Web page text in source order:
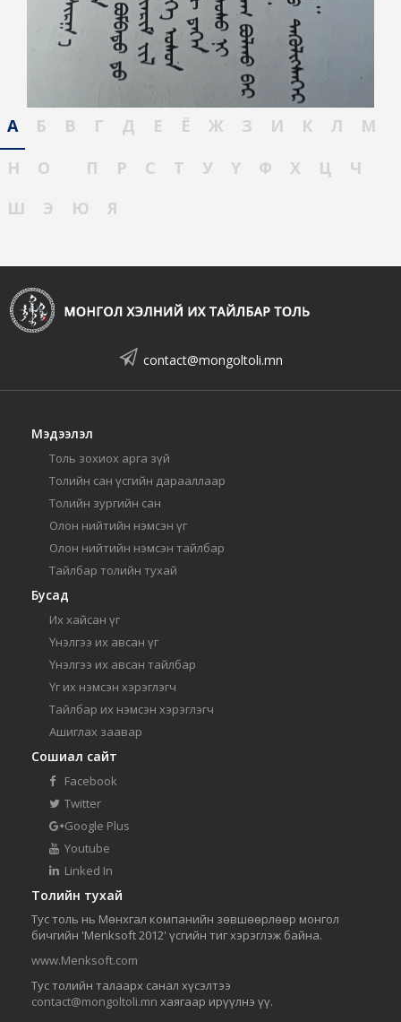
А Б В Г Д Е Ё Ж З И К Л
М
Н
О П Р С Т У Ү Ф Х Ц
Ч
Ш
Э Ю Я
contact@mongoltoli.mn
Мэдээлэл
Толь зохиох арга зүй
Толийн сан үсгийн дарааллаар
Толийн зургийн сан
Олон нийтийн нэмсэн үг
Олон нийтийн нэмсэн тайлбар
Тайлбар толийн тухай
Бусад
Их хайсан үг
Үнэлгээ их авсан үг
Үнэлгээ их авсан тайлбар
Үг их нэмсэн хэрэглэгч
Тайлбар их нэмсэн хэрэглэгч
Ашиглах заавар
Сошиал сайт
Facebook
Twitter
Google Plus
Youtube
Linked In
Толийн тухай
Тус толь нь Мөнхгал компанийн зөвшөөрлөөр монгол
бичгийн 'Menksoft 2012' үсгийн тиг хэрэглэж байна.
www.Menksoft.com
Тус толийн талаарх санал хүсэлтээ
contact@mongoltoli.mn хаягаар ирүүлнэ үү.